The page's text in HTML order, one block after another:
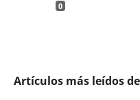
0
Artículos más leídos